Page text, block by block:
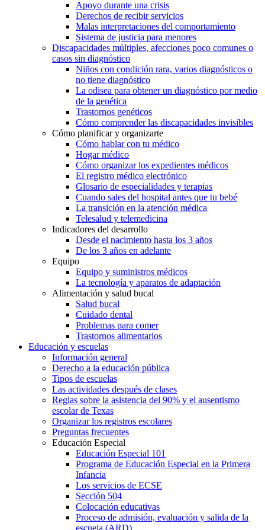
Apoyo durante una crisis
Derechos de recibir servicios
Malas interpretaciones del comportamiento
Sistema de justicia para menores
Discapacidades múltiples, afecciones poco comunes o
casos sin diagnóstico
Niños con condición rara, varios diagnósticos o
no tiene diagnóstico
La odisea para obtener un diagnóstico por medio
de la genética
Trastornos genéticos
Cómo comprender las discapacidades invisibles
Cómo planificar y organizarte
Cómo hablar con tu médico
Hogar médico
Cómo organizar los expedientes médicos
El registro médico electrónico
Glosario de especialidades y terapias
Cuando sales del hospital antes que tu bebé
La transición en la atención médica
Telesalud y telemedicina
Indicadores del desarrollo
Desde el nacimiento hasta los 3 años
De los 3 años en adelante
Equipo
Equipo y suministros médicos
La tecnología y aparatos de adaptación
Alimentación y salud bucal
Salud bucal
Cuidado dental
Problemas para comer
Trastornos alimentarios
Educación y escuelas
Información general
Derecho a la educación pública
Tipos de escuelas
Las actividades después de clases
Reglas sobre la asistencia del 90% y el ausentismo
escolar de Texas
Organizar los registros escolares
Preguntas frecuentes
Educación Especial
Educación Especial 101
Programa de Educación Especial en la Primera
Infancia
Los servicios de ECSE
Sección 504
Colocación educativas
Proceso de admisión, evaluación y salida de la
escuela (ARD)